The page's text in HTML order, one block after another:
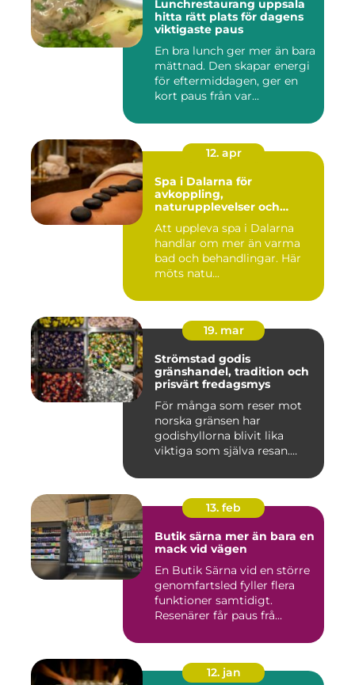
Lunchrestaurang uppsala
hitta rätt plats för dagens
viktigaste paus
En bra lunch ger mer än bara
mättnad. Den skapar energi
för eftermiddagen, ger en
kort paus från var...
12. apr
Spa i Dalarna för
avkoppling,
naturupplevelser och
Att uppleva spa i Dalarna
handlar om mer än varma
bad och behandlingar. Här
möts natu...
19. mar
Strömstad godis
gränshandel, tradition och
prisvärt fredagsmys
För många som reser mot
norska gränsen har
godishyllorna blivit lika
viktiga som själva resan.
13. feb
Butik särna mer än bara en
mack vid vägen
En Butik Särna vid en större
genomfartsled fyller flera
funktioner samtidigt.
Resenärer får paus frå...
12. jan